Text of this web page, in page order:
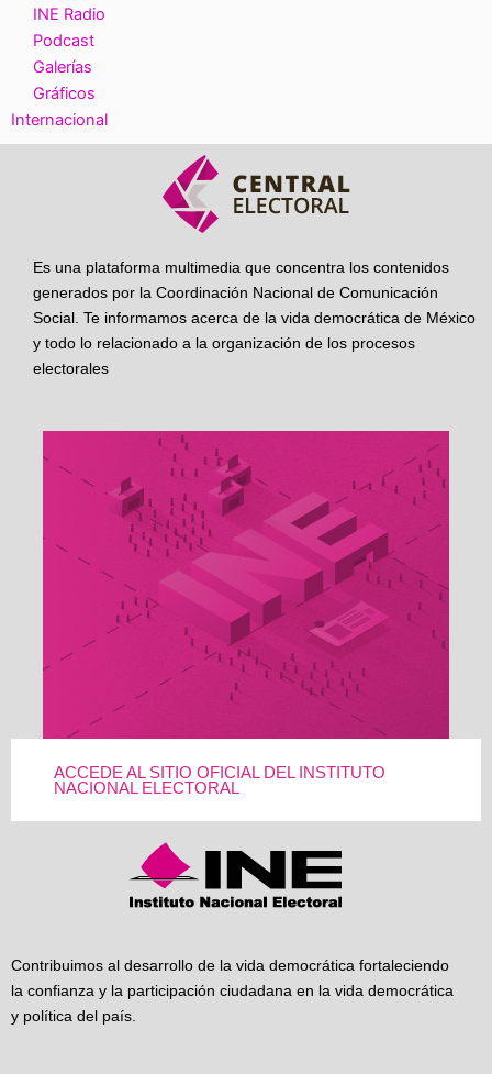
INE Radio
Podcast
Galerías
Gráficos
Internacional
Es una plataforma multimedia que concentra los contenidos
generados por la Coordinación Nacional de Comunicación
Social. Te informamos acerca de la vida democrática de México
y todo lo relacionado a la organización de los procesos
electorales
ACCEDE AL SITIO OFICIAL DEL INSTITUTO
NACIONAL ELECTORAL
Contribuimos al desarrollo de la vida democrática fortaleciendo
la confianza y la participación ciudadana en la vida democrática
y política del país.